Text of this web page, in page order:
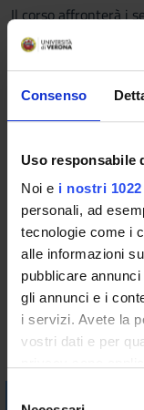
Consenso
Uso responsabile
Noi e i nostri
personali, ad
tecnologie come i
alle informazioni
pubblicare
gli annunci e i
i servizi. Avete la
vostri dati e per
Il corso affronterà i
1. storia della
2. metodi di indagine.
4. attenzione.
5. consapevolezza.
7. memoria.
8. emozioni.
9. motivazione.
10. linguaggio e
11. intelligenza.
Bibliografia
Visualizza la